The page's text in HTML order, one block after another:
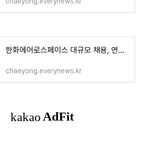
한화에어로스페이스 대규모 채용, 연봉은?
chaeyong.everynews.kr